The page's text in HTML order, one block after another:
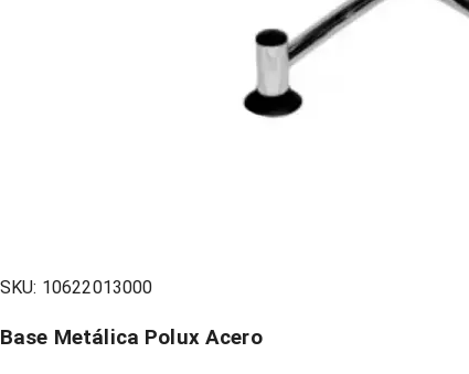
SKU: 10622013000
Base Metálica Polux Acero